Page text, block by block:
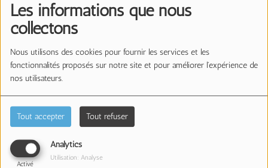
Les informations que nous
collectons
Nous utilisons des cookies pour fournir les services et les
fonctionnalités proposés sur notre site et pour améliorer l'expérience de
nos utilisateurs.
Tout accepter Tout refuser
Analytics
Activé
Utilisation: Analyse
Apéro Live du 9-9bis - VIDE
Apéro Live du 9-9bis - Last Night We Killed
Pineapple
Apéro Live du 9-9bis - Omar EK